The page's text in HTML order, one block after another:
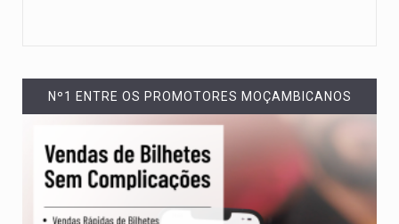
Nº1 ENTRE OS PROMOTORES MOÇAMBICANOS